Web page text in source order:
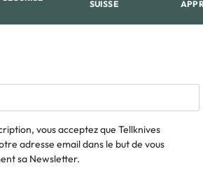
SUISSE
vous acceptez que Tellknives
adresse email dans le but de vous
sa Newsletter.